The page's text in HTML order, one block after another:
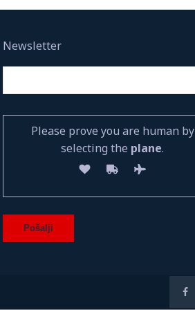
Newsletter
Please prove you are human by
selecting the plane.